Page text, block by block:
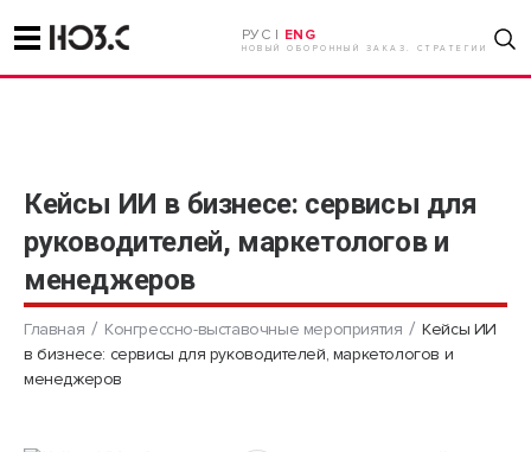
РУС | ENG
НОВЫЙ ОБОРОННЫЙ ЗАКАЗ. СТРАТЕГИИ
Кейсы ИИ в бизнесе: сервисы для
руководителей, маркетологов и
менеджеров
Главная Конгрессно-выставочные мероприятия
Кейсы ИИ
в бизнесе: сервисы для руководителей, маркетологов и
менеджеров